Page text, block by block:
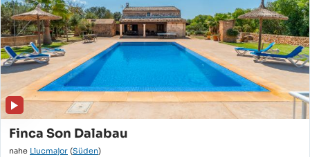
Finca Son Dalabau
nahe Llucmajor (Süden)